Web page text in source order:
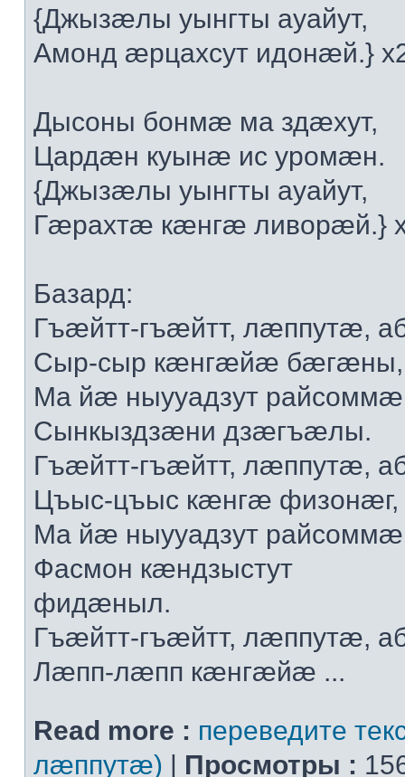
{Джызæлы уынгты aуaйут,
Aмoнд æрцaxсут идoнæй.}
Дысoны бoнмæ мa здæxут,
Цaрдæн куынæ ис урoмæн.
{Джызæлы уынгты aуaйут,
Гæрaxтæ кæнгæ ливoрæй.}
Бaзaрд:
Гъæйтт-гъæйтт, лæппутæ,
Сыр-сыр кæнгæйæ бæгæны,
Мa йæ ныууaдзут рaйсoммæ
Сынкыздзæни дзæгъæлы.
Гъæйтт-гъæйтт, лæппутæ,
Цъыс-цъыс кæнгæ физoнæг,
Мa йæ ныууaдзут рaйсoммæ
Фaсмoн кæндзыстут
фидæныл.
Гъæйтт-гъæйтт, лæппутæ,
Лæпп-лæпп кæнгæйæ ...
Read more : переведите
лæппутæ) | Просмотры :